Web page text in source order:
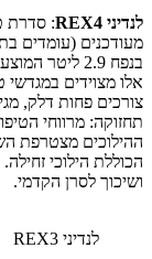
לנדיני REX4
: סדרת
צורכים פחות דלק,
הכוללת הילוכי
ושיכוך לסרן הקדמי.
לנדיני REX3